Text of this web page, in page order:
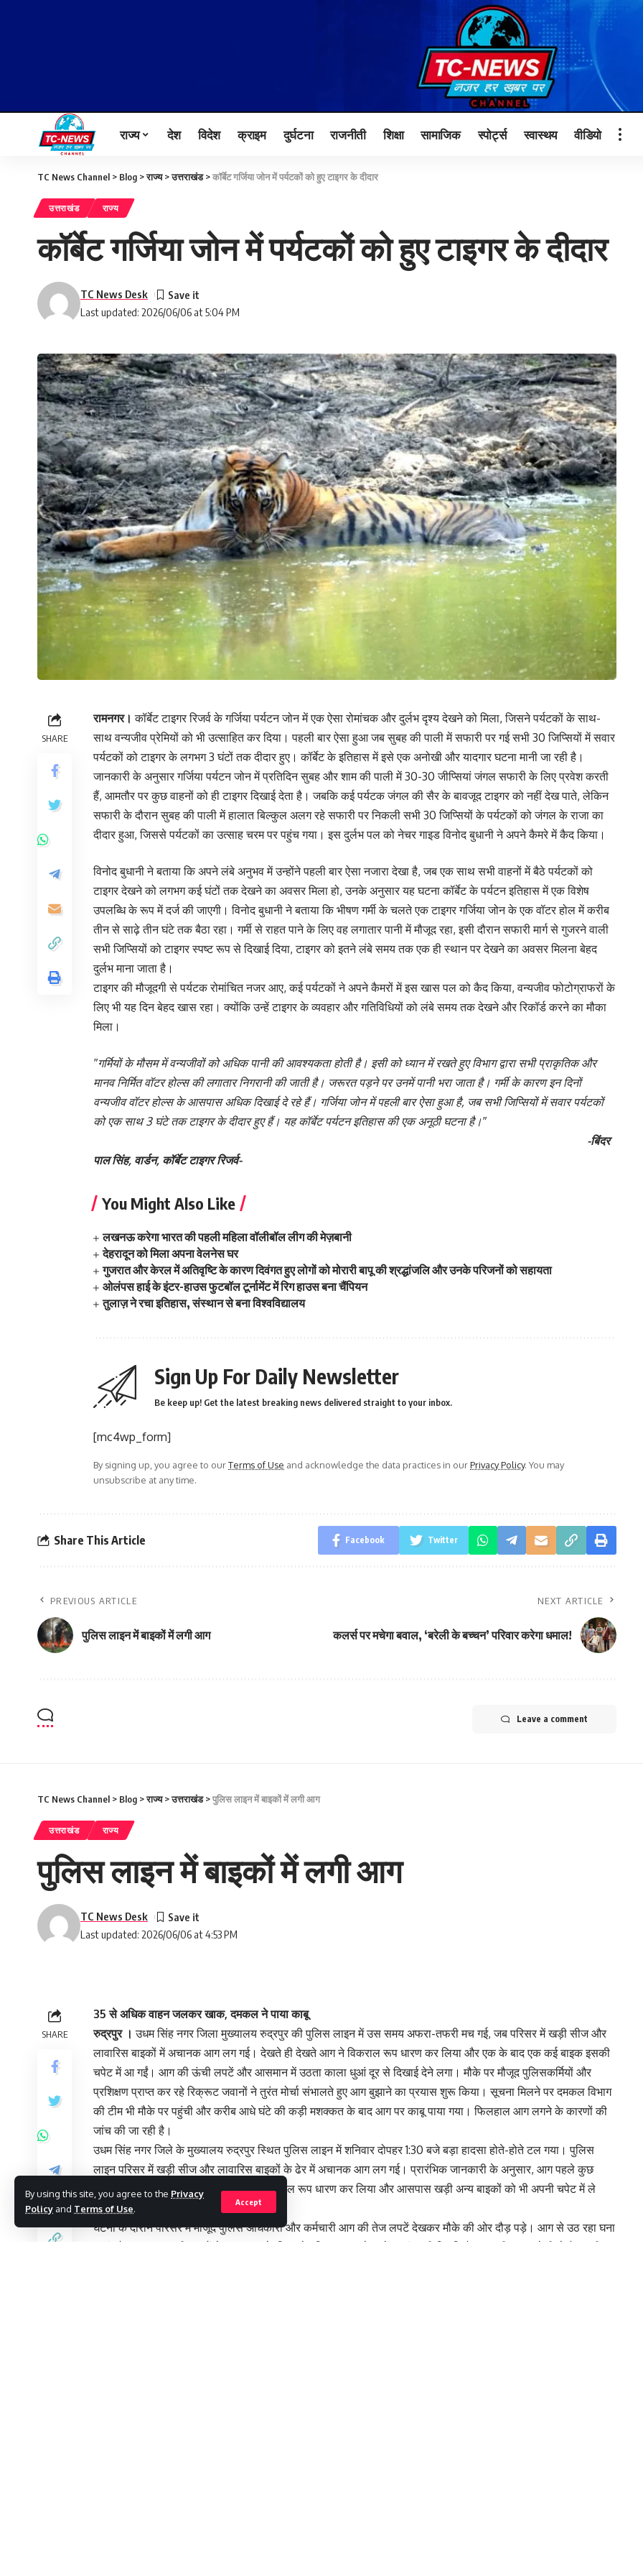
By using this site, you agree to the Privacy
Policy and Terms of Use.
Accept
राज्य देश विदेश क्राइम दुर्घटना राजनीती शिक्षा सामाजिक स्पोर्ट्स स्वास्थय वीडियो
TC News Channel > Blog >राज्य>उत्तराखंड>कॉर्बेट गर्जिया जोन में पर्यटकों को हुए टाइगर के दीदार
उत्तराखंड राज्य
कॉर्बेट गर्जिया जोन में पर्यटकों को हुए टाइगर के दीदार
Last updated: 2026/06/06 at 5:04 PM
TC News Desk
SHARE
रामनगर। कॉर्बेट टाइगर रिजर्व के गर्जिया पर्यटन जोन में एक ऐसा रोमांचक और दुर्लभ दृश्य देखने को मिला, जिसने पर्यटकों के साथ-
साथ वन्यजीव प्रेमियों को भी उत्साहित कर दिया। पहली बार ऐसा हुआ जब सुबह की पाली में सफारी पर गई सभी 30 जिप्सियों में सवार
पर्यटकों को टाइगर के लगभग 3 घंटों तक दीदार हुए। कॉर्बेट के इतिहास में इसे एक अनोखी और यादगार घटना मानी जा रही है।
जानकारी के अनुसार गर्जिया पर्यटन जोन में प्रतिदिन सुबह और शाम की पाली में 30-30 जीप्सियां जंगल सफारी के लिए प्रवेश करती
हैं, आमतौर पर कुछ वाहनों को ही टाइगर दिखाई देता है। जबकि कई पर्यटक जंगल की सैर के बावजूद टाइगर को नहीं देख पाते, लेकिन
सफारी के दौरान सुबह की पाली में हालात बिल्कुल अलग रहे सफारी पर निकली सभी 30 जिप्सियों के पर्यटकों को जंगल के राजा का
दीदार हुआ, जिससे पर्यटकों का उत्साह चरम पर पहुंच गया। इस दुर्लभ पल को नेचर गाइड विनोद बुधानी ने अपने कैमरे में कैद किया।
विनोद बुधानी ने बताया कि अपने लंबे अनुभव में उन्होंने पहली बार ऐसा नजारा देखा है, जब एक साथ सभी वाहनों में बैठे पर्यटकों को
टाइगर देखने को लगभग कई घंटों तक देखने का अवसर मिला हो, उनके अनुसार यह घटना कॉर्बेट के पर्यटन इतिहास में एक विशेष
उपलब्धि के रूप में दर्ज की जाएगी। विनोद बुधानी ने बताया कि भीषण गर्मी के चलते एक टाइगर गर्जिया जोन के एक वॉटर होल में करीब
तीन से साढ़े तीन घंटे तक बैठा रहा। गर्मी से राहत पाने के लिए वह लगातार पानी में मौजूद रहा, इसी दौरान सफारी मार्ग से गुजरने वाली
सभी जिप्सियों को टाइगर स्पष्ट रूप से दिखाई दिया, टाइगर को इतने लंबे समय तक एक ही स्थान पर देखने का अवसर मिलना बेहद
दुर्लभ माना जाता है।
टाइगर की मौजूदगी से पर्यटक रोमांचित नजर आए, कई पर्यटकों ने अपने कैमरों में इस खास पल को कैद किया, वन्यजीव फोटोग्राफरों के
लिए भी यह दिन बेहद खास रहा। क्योंकि उन्हें टाइगर के व्यवहार और गतिविधियों को लंबे समय तक देखने और रिकॉर्ड करने का मौका
मिला।
″गर्मियों के मौसम में वन्यजीवों को अधिक पानी की आवश्यकता होती है। इसी को ध्यान में रखते हुए विभाग द्वारा सभी प्राकृतिक और
मानव निर्मित वॉटर होल्स की लगातार निगरानी की जाती है। जरूरत पड़ने पर उनमें पानी भरा जाता है। गर्मी के कारण इन दिनों
वन्यजीव वॉटर होल्स के आसपास अधिक दिखाई दे रहे हैं। गर्जिया जोन में पहली बार ऐसा हुआ है, जब सभी जिप्सियों में सवार पर्यटकों
को एक साथ 3 घंटे तक टाइगर के दीदार हुए हैं। यह कॉर्बेट पर्यटन इतिहास की एक अनूठी घटना है।″
-बिंदर
पाल सिंह, वार्डन, कॉर्बेट टाइगर रिजर्व-
You Might Also Like
लखनऊ करेगा भारत की पहली महिला वॉलीबॉल लीग की मेज़बानी
देहरादून को मिला अपना वेलनेस घर
गुजरात और केरल में अतिवृष्टि के कारण दिवंगत हुए लोगों को मोरारी बापू की श्रद्धांजलि और उनके परिजनों को सहायता
ओलंपस हाई के इंटर-हाउस फुटबॉल टूर्नामेंट में रिग हाउस बना चैंपियन
तुलाज़ ने रचा इतिहास, संस्थान से बना विश्वविद्यालय
Sign Up For Daily Newsletter
Be keep up! Get the latest breaking news delivered straight to your inbox.
[mc4wp_form]
By signing up, you agree to ourTerms of Use and acknowledge the data practices in ourPrivacy Policy. You may
unsubscribe at any time.
Share This Article Facebook Twitter
PREVIOUS ARTICLE
पुलिस लाइन में बाइकों में लगी आग
NEXT ARTICLE
कलर्स पर मचेगा बवाल, ‘बरेली के बच्चन’ परिवार करेगा धमाल!
Leave a comment
TC News Channel > Blog >राज्य>उत्तराखंड>पुलिस लाइन में बाइकों में लगी आग
उत्तराखंड राज्य
पुलिस लाइन में बाइकों में लगी आग
Last updated: 2026/06/06 at 4:53 PM
TC News Desk
SHARE
35 से अधिक वाहन जलकर खाक, दमकल ने पाया काबू
रुद्रपुर । उधम सिंह नगर जिला मुख्यालय रुद्रपुर की पुलिस लाइन में उस समय अफरा-तफरी मच गई, जब परिसर में खड़ी सीज और
लावारिस बाइकों में अचानक आग लग गई। देखते ही देखते आग ने विकराल रूप धारण कर लिया और एक के बाद एक कई बाइक इसकी
चपेट में आ गईं। आग की ऊंची लपटें और आसमान में उठता काला धुआं दूर से दिखाई देने लगा। मौके पर मौजूद पुलिसकर्मियों और
प्रशिक्षण प्राप्त कर रहे रिक्रूट जवानों ने तुरंत मोर्चा संभालते हुए आग बुझाने का प्रयास शुरू किया। सूचना मिलने पर दमकल विभाग
की टीम भी मौके पर पहुंची और करीब आधे घंटे की कड़ी मशक्कत के बाद आग पर काबू पाया गया। फिलहाल आग लगने के कारणों की
जांच की जा रही है।
उधम सिंह नगर जिले के मुख्यालय रुद्रपुर स्थित पुलिस लाइन में शनिवार दोपहर 1:30 बजे बड़ा हादसा होते-होते टल गया। पुलिस
लाइन परिसर में खड़ी सीज और लावारिस बाइकों के ढेर में अचानक आग लग गई। प्रारंभिक जानकारी के अनुसार, आग पहले कुछ
वाहनों में लगी, लेकिन देखते ही देखते उसने विकराल रूप धारण कर लिया और आसपास खड़ी अन्य बाइकों को भी अपनी चपेट में ले
लिया।
घटना के दौरान परिसर में मौजूद पुलिस अधिकारी और कर्मचारी आग की तेज लपटें देखकर मौके की ओर दौड़ पड़े। आग से उठ रहा घना